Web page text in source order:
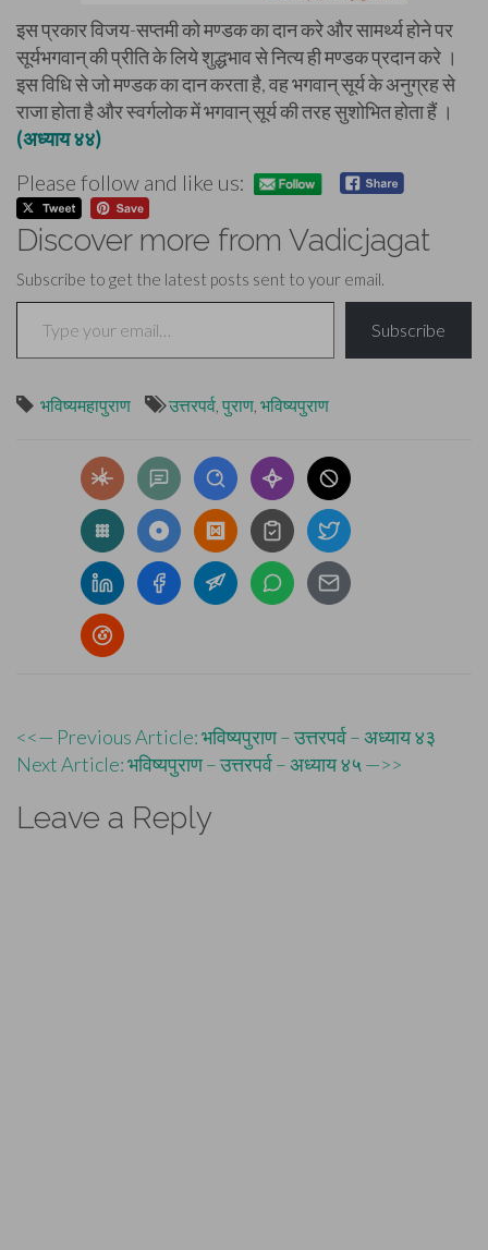
इस प्रकार विजय-सप्तमी को मण्डक का दान करे और सामर्थ्य होने पर
सूर्यभगवान् की प्रीति के लिये शुद्धभाव से नित्य ही मण्डक प्रदान करे ।
इस विधि से जो मण्डक का दान करता है, वह भगवान् सूर्य के अनुग्रह से
राजा होता है और स्वर्गलोक में भगवान् सूर्य की तरह सुशोभित होता हैं ।
(अध्याय ४४)
Please follow and like us:
Discover more from Vadicjagat
Subscribe to get the latest posts sent to your email.
Type your email…
Subscribe
भविष्यमहापुराण उत्तरपर्व पुराण भविष्यपुराण
Post
navigation
<<— Previous Article: भविष्यपुराण – उत्तरपर्व – अध्याय ४३
Next Article: भविष्यपुराण – उत्तरपर्व – अध्याय ४५ —>>
Leave a Reply